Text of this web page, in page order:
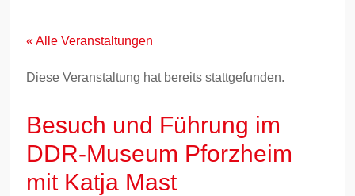
springen« Alle Veranstaltungen
Diese Veranstaltung hat bereits stattgefunden.
Besuch und Führung im
DDR-Museum Pforzheim
mit Katja Mast